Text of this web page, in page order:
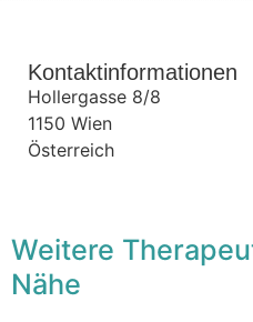
Kontaktinformationen
Hollergasse 8/8
1150 Wien
Österreich
Weitere
Nähe